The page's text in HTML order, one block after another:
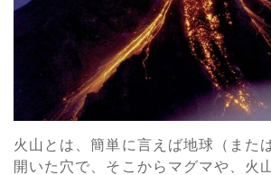
火山とは、簡単に言えば地球（また
開いた穴で、そこからマグマや、火